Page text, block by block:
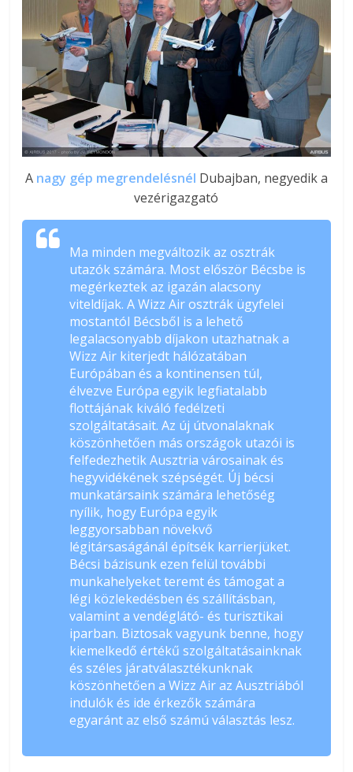
A nagy gép megrendelésnél Dubajban, negyedik a
vezérigazgató
Ma minden megváltozik az osztrák
utazók számára. Most először Bécsbe is
megérkeztek az igazán alacsony
viteldíjak. A Wizz Air osztrák ügyfelei
mostantól Bécsből is a lehető
legalacsonyabb díjakon utazhatnak a
Wizz Air kiterjedt hálózatában
Európában és a kontinensen túl,
élvezve Európa egyik legfiatalabb
flottájának kiváló fedélzeti
szolgáltatásait. Az új útvonalaknak
köszönhetően más országok utazói is
felfedezhetik Ausztria városainak és
hegyvidékének szépségét. Új bécsi
munkatársaink számára lehetőség
nyílik, hogy Európa egyik
leggyorsabban növekvő
légitársaságánál építsék karrierjüket.
Bécsi bázisunk ezen felül további
munkahelyeket teremt és támogat a
légi közlekedésben és szállításban,
valamint a vendéglátó- és turisztikai
iparban. Biztosak vagyunk benne, hogy
kiemelkedő értékű szolgáltatásainknak
és széles járatválasztékunknak
köszönhetően a Wizz Air az Ausztriából
indulók és ide érkezők számára
egyaránt az első számú választás lesz.